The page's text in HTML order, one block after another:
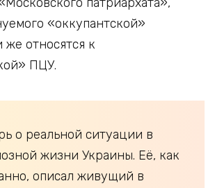
«оккупантской»
относятся к
ПЦУ.
о реальной ситуации в
жизни Украины. Её, как
описал живущий в